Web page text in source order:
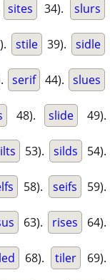
sites 34). slurs
stile 39). sidle
serif 44). slues
48). slide 49).
53). silds 54).
58). seifs 59).
63). rises 64).
68). tiler 69).